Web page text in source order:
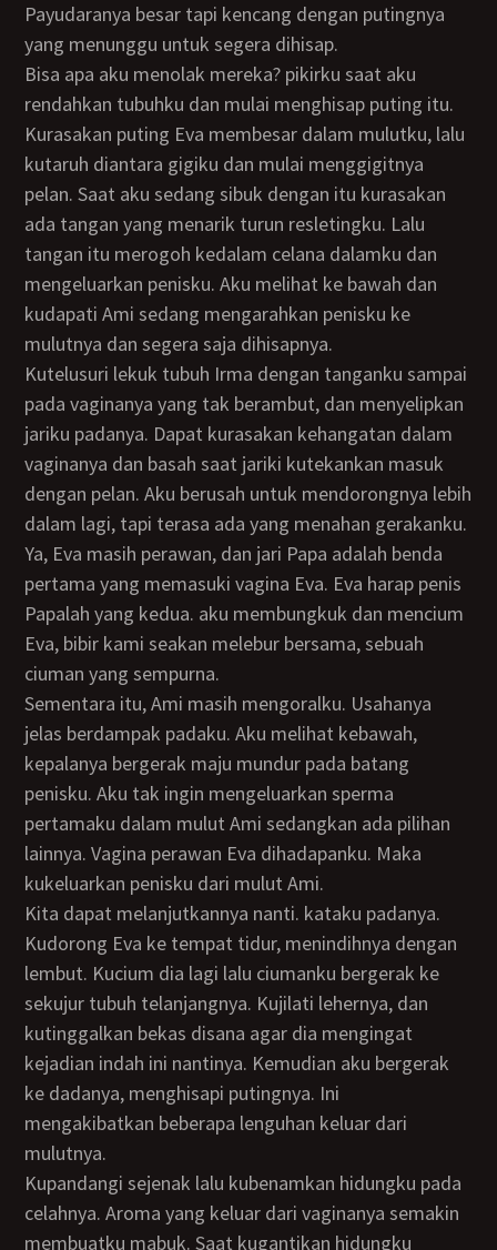
Payudaranya besar tapi kencang dengan putingnya
yang menunggu untuk segera dihisap.
Bisa apa aku menolak mereka? pikirku saat aku
rendahkan tubuhku dan mulai menghisap puting itu.
Kurasakan puting Eva membesar dalam mulutku, lalu
kutaruh diantara gigiku dan mulai menggigitnya
pelan. Saat aku sedang sibuk dengan itu kurasakan
ada tangan yang menarik turun resletingku. Lalu
tangan itu merogoh kedalam celana dalamku dan
mengeluarkan penisku. Aku melihat ke bawah dan
kudapati Ami sedang mengarahkan penisku ke
mulutnya dan segera saja dihisapnya.
Kutelusuri lekuk tubuh Irma dengan tanganku sampai
pada vaginanya yang tak berambut, dan menyelipkan
jariku padanya. Dapat kurasakan kehangatan dalam
vaginanya dan basah saat jariki kutekankan masuk
dengan pelan. Aku berusah untuk mendorongnya lebih
dalam lagi, tapi terasa ada yang menahan gerakanku.
Ya, Eva masih perawan, dan jari Papa adalah benda
pertama yang memasuki vagina Eva. Eva harap penis
Papalah yang kedua. aku membungkuk dan mencium
Eva, bibir kami seakan melebur bersama, sebuah
ciuman yang sempurna.
Sementara itu, Ami masih mengoralku. Usahanya
jelas berdampak padaku. Aku melihat kebawah,
kepalanya bergerak maju mundur pada batang
penisku. Aku tak ingin mengeluarkan sperma
pertamaku dalam mulut Ami sedangkan ada pilihan
lainnya. Vagina perawan Eva dihadapanku. Maka
kukeluarkan penisku dari mulut Ami.
Kita dapat melanjutkannya nanti. kataku padanya.
Kudorong Eva ke tempat tidur, menindihnya dengan
lembut. Kucium dia lagi lalu ciumanku bergerak ke
sekujur tubuh telanjangnya. Kujilati lehernya, dan
kutinggalkan bekas disana agar dia mengingat
kejadian indah ini nantinya. Kemudian aku bergerak
ke dadanya, menghisapi putingnya. Ini
mengakibatkan beberapa lenguhan keluar dari
mulutnya.
Kupandangi sejenak lalu kubenamkan hidungku pada
celahnya. Aroma yang keluar dari vaginanya semakin
membuatku mabuk. Saat kugantikan hidungku